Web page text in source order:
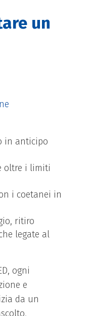
un
in anticipo
oltre i limiti
i coetanei in
ritiro
legate al
ogni
e
da un